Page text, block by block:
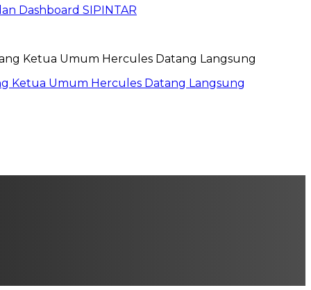
Dashboard SIPINTAR
Ketua Umum Hercules Datang Langsung